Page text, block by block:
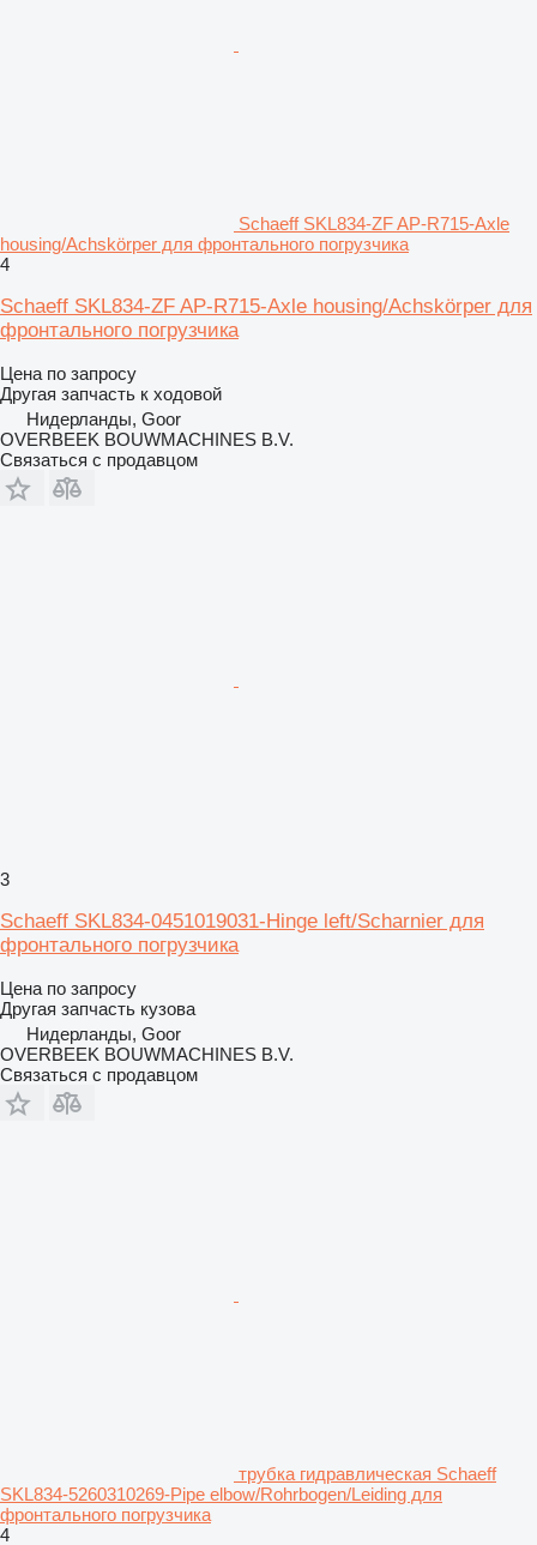
Schaeff SKL834-ZF AP-R715-Axle
housing/Achskörper для фронтального погрузчика
4
Schaeff SKL834-ZF AP-R715-Axle housing/Achskörper для
фронтального погрузчика
Цена по запросу
Другая запчасть к ходовой
Нидерланды, Goor
OVERBEEK BOUWMACHINES B.V.
Связаться с продавцом
3
Schaeff SKL834-0451019031-Hinge left/Scharnier для
фронтального погрузчика
Цена по запросу
Другая запчасть кузова
Нидерланды, Goor
OVERBEEK BOUWMACHINES B.V.
Связаться с продавцом
трубка гидравлическая Schaeff
SKL834-5260310269-Pipe elbow/Rohrbogen/Leiding для
фронтального погрузчика
4